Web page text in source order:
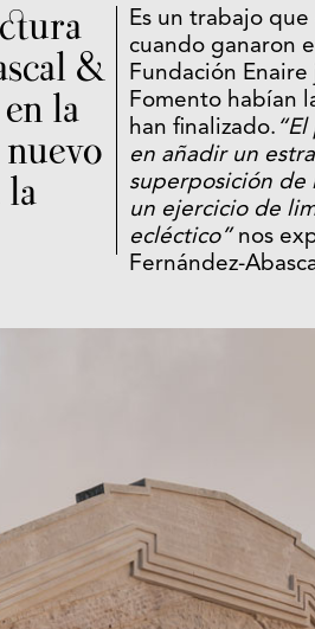
&
la
la
Es un trabajo
cuando ganaron
Fundación
Fomento habían
han finalizado.
en añadir un
superposición de
un ejercicio de
ecléctico”nos
Fernández-